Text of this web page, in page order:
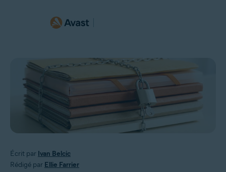
Écrit par Ivan Belcic
Rédigé par Ellie Farrier